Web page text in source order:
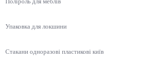
алюмінієві контейнери для харчових
одноразові лотки для їжі купити
Упаковка для локшини
Стакани одноразові пластикові київ